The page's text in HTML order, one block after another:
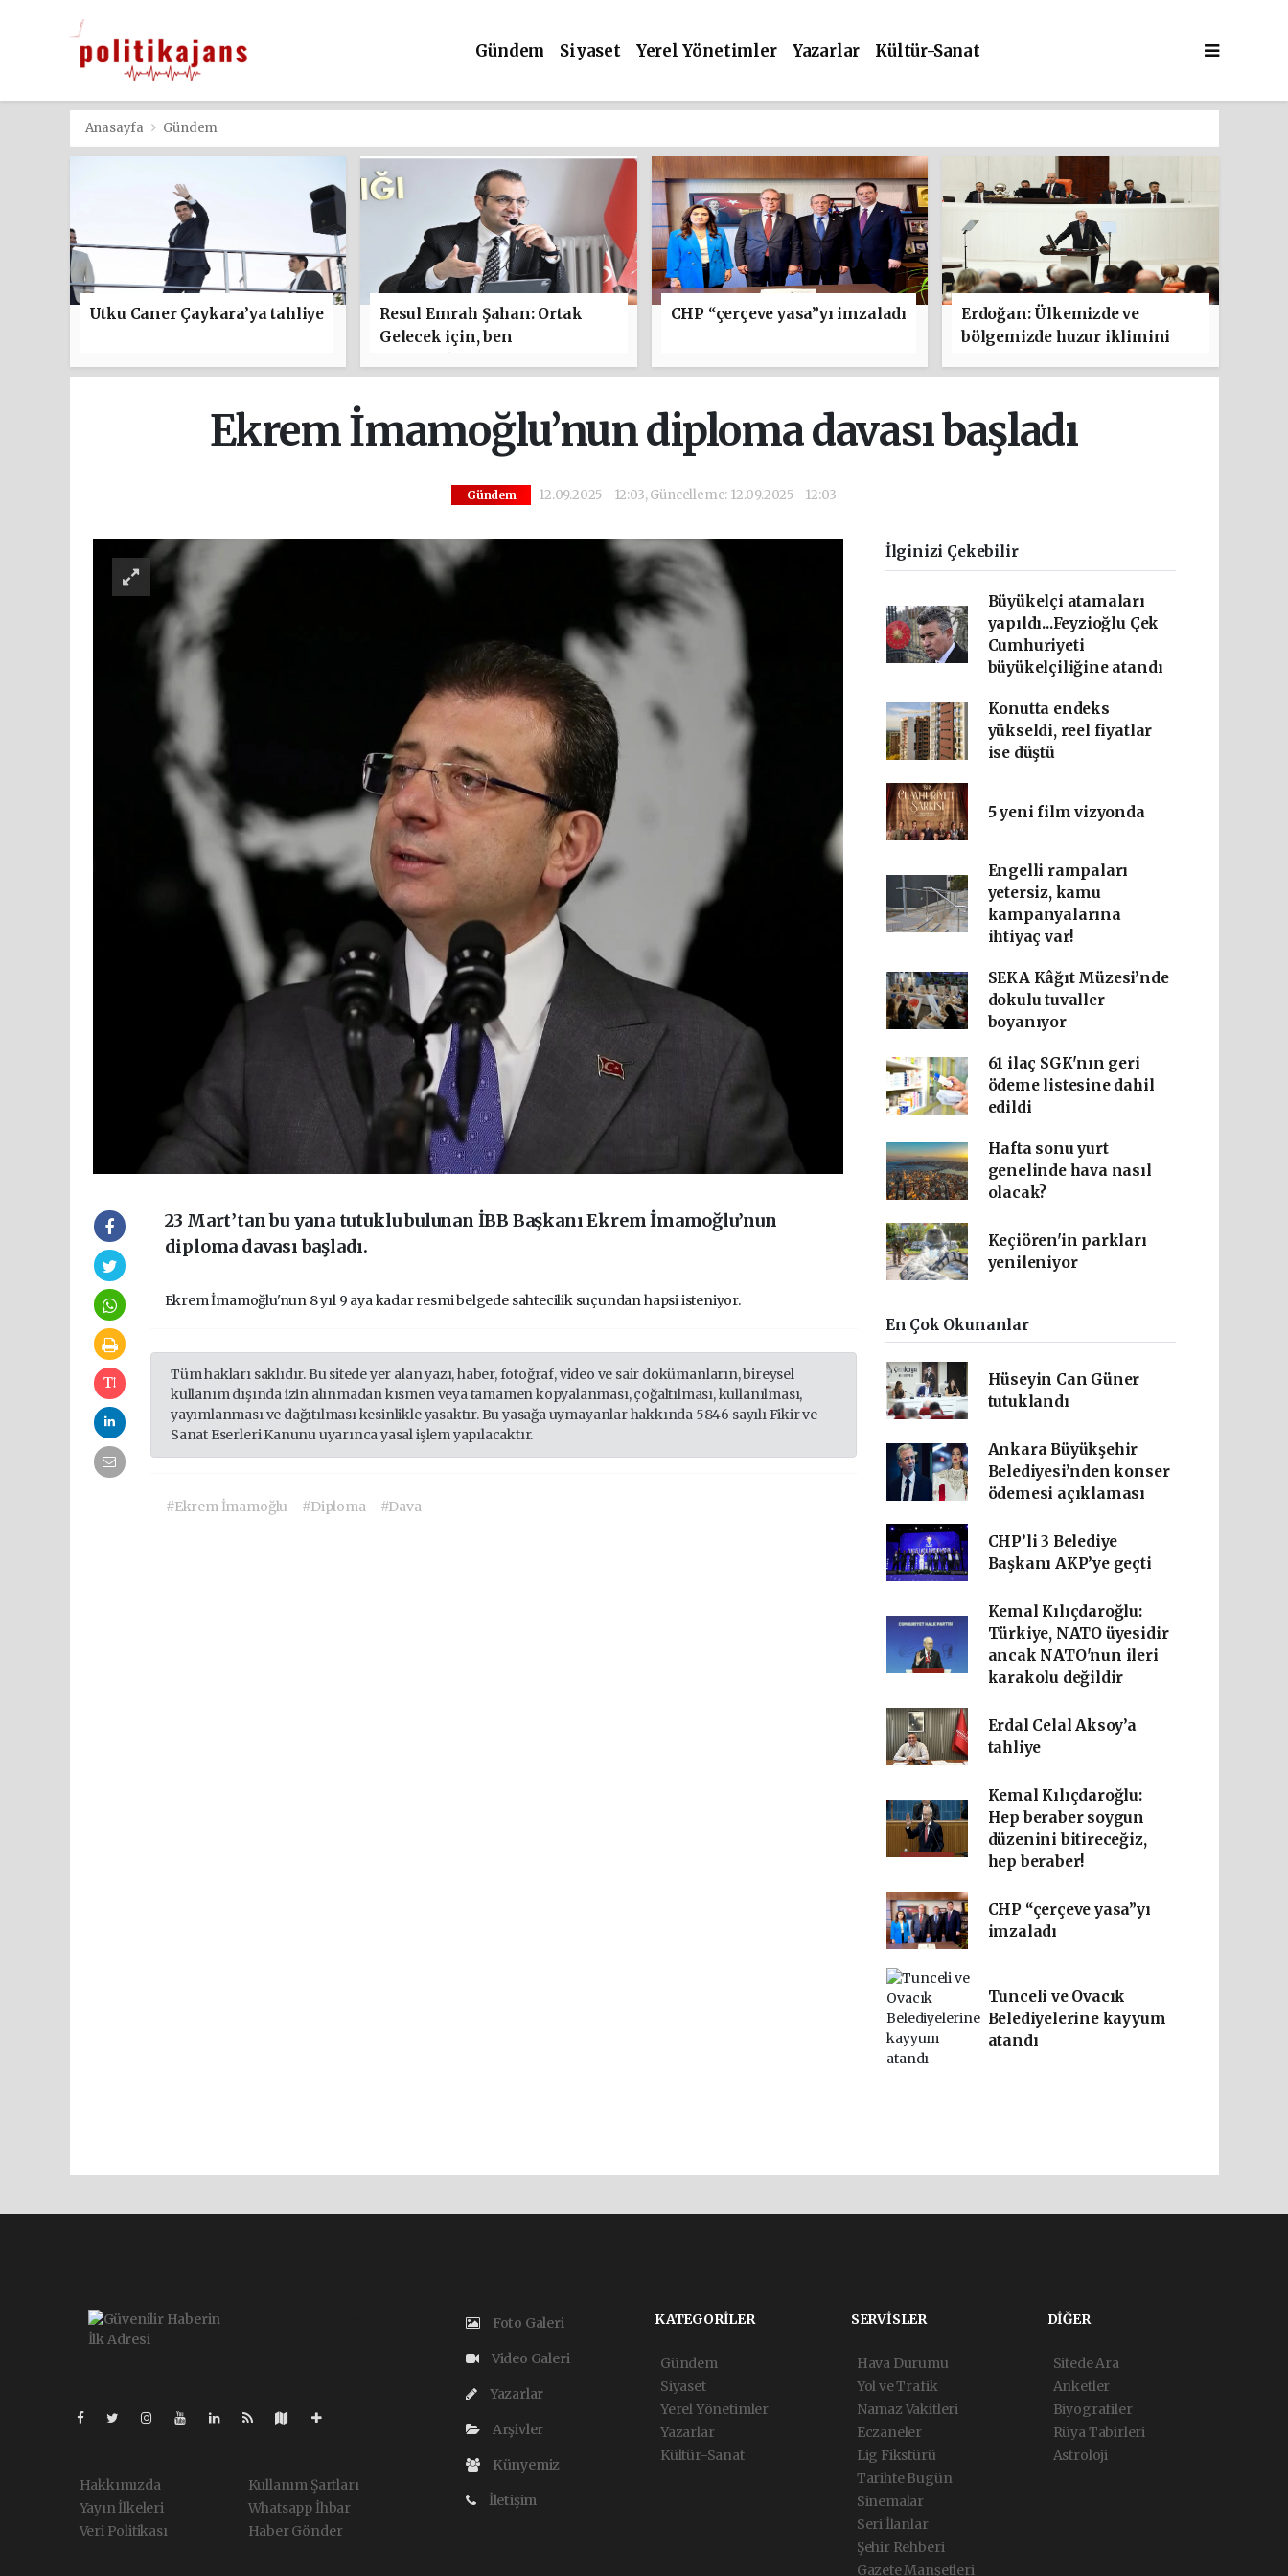
Gündem Siyaset Yerel Yönetimler Yazarlar Kültür-Sanat
Anasayfa Gündem
Utku Caner Çaykara’ya tahliye
Resul Emrah Şahan: Ortak
Gelecek için, ben
CHP “çerçeve yasa”yı imzaladı
Erdoğan: Ülkemizde ve
bölgemizde huzur iklimini
adımın hayırlara vesile
Ekrem İmamoğlu’nun diploma davası başladı
Gündem 12.09.2025 - 12:03, Güncelleme: 12.09.2025 - 12:03
23 Mart’tan bu yana tutuklu bulunan İBB Başkanı Ekrem İmamoğlu’nun
diploma davası başladı.
Ekrem İmamoğlu'nun 8 yıl 9 aya kadar resmi belgede sahtecilik suçundan hapsi isteniyor.
Tüm hakları saklıdır. Bu sitede yer alan yazı, haber, fotoğraf, video ve sair dokümanların, bireysel
kullanım dışında izin alınmadan kısmen veya tamamen kopyalanması, çoğaltılması, kullanılması,
yayımlanması ve dağıtılması kesinlikle yasaktır. Bu yasağa uymayanlar hakkında 5846 sayılı Fikir ve
Sanat Eserleri Kanunu uyarınca yasal işlem yapılacaktır.
#Ekrem İmamoğlu #Diploma #Dava
İlginizi Çekebilir
Büyükelçi atamaları
yapıldı...Feyzioğlu Çek
Cumhuriyeti
büyükelçiliğine atandı
Konutta endeks
yükseldi, reel fiyatlar
ise düştü
5 yeni film vizyonda
Engelli rampaları
yetersiz, kamu
kampanyalarına
ihtiyaç var!
SEKA Kâğıt Müzesi’nde
dokulu tuvaller
boyanıyor
61 ilaç SGK'nın geri
ödeme listesine dahil
edildi
Hafta sonu yurt
genelinde hava nasıl
olacak?
Keçiören'in parkları
yenileniyor
En Çok Okunanlar
Hüseyin Can Güner
tutuklandı
Ankara Büyükşehir
Belediyesi’nden konser
ödemesi açıklaması
CHP’li 3 Belediye
Başkanı AKP’ye geçti
Kemal Kılıçdaroğlu:
Türkiye, NATO üyesidir
ancak NATO'nun ileri
karakolu değildir
Erdal Celal Aksoy’a
tahliye
Kemal Kılıçdaroğlu:
Hep beraber soygun
düzenini bitireceğiz,
hep beraber!
CHP “çerçeve yasa”yı
imzaladı
Tunceli ve Ovacık
Belediyelerine kayyum
atandı
Hakkımızda
Yayın İlkeleri
Veri Politikası
Kullanım Şartları
Whatsapp İhbar
Haber Gönder
Foto Galeri
Video Galeri
Yazarlar
Arşivler
Künyemiz
İletişim
KATEGORİLER
Gündem
Siyaset
Yerel Yönetimler
Yazarlar
Kültür-Sanat
SERVİSLER
Hava Durumu
Yol ve Trafik
Namaz Vakitleri
Eczaneler
Lig Fikstürü
Tarihte Bugün
Sinemalar
Seri İlanlar
Şehir Rehberi
Gazete Manşetleri
DİĞER
Sitede Ara
Anketler
Biyografiler
Rüya Tabirleri
Astroloji